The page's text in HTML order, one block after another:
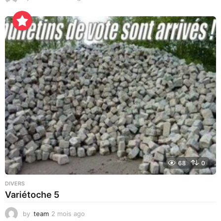
e
u
r
e
s
a
g
o
68 0
DIVERS
Variétoche 5
by team 2 mois ago